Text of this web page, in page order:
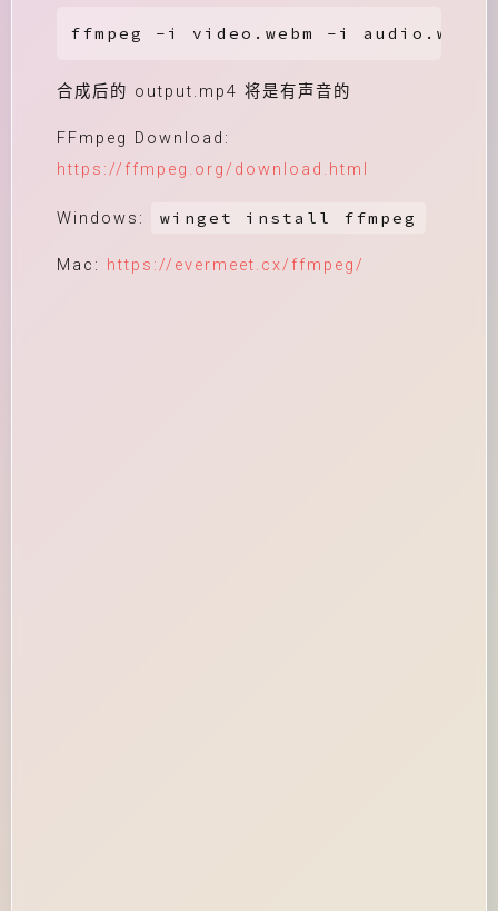
ffmpeg -i video.webm -i audio.weba
合成后的 output.mp4 将是有声音的
FFmpeg Download:
https://ffmpeg.org/download.html
Windows: winget install ffmpeg
Mac: https://evermeet.cx/ffmpeg/